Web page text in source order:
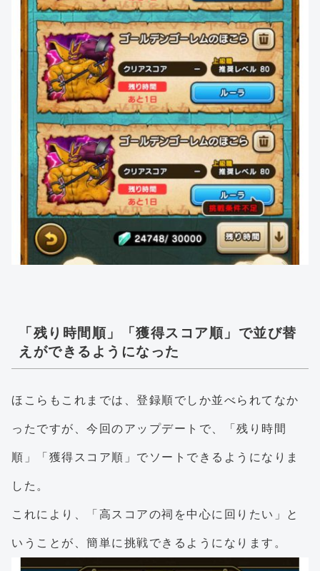
「残り時間順」「獲得スコア順」で並び替
えができるようになった
ほこらもこれまでは、登録順でしか並べられてなか
ったですが、今回のアップデートで、「残り時間
順」「獲得スコア順」でソートできるようになりま
した。
これにより、「高スコアの祠を中心に回りたい」と
いうことが、簡単に挑戦できるようになります。